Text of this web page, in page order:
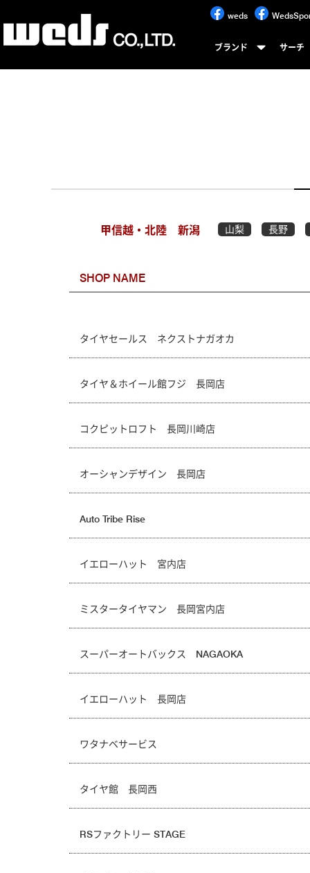
weds
ブランド サーチ
甲信越・北陸 新潟 山梨 長野
SHOP NAME
タイヤセールス ネクストナガオカ
タイヤ＆ホイール館フジ 長岡店
コクピットロフト 長岡川崎店
オーシャンデザイン 長岡店
Auto Tribe Rise
イエローハット 宮内店
ミスタータイヤマン 長岡宮内店
スーパーオートバックス NAGAOKA
イエローハット 長岡店
ワタナベサービス
タイヤ館 長岡西
RSファクトリー STAGE